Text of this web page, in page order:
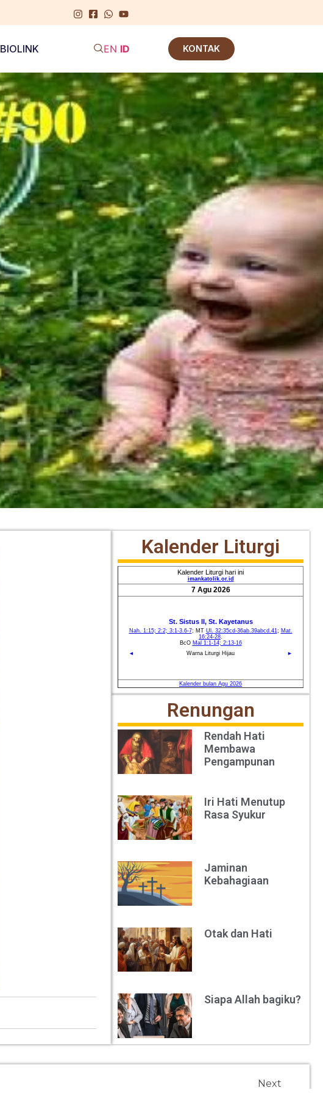
BIOLINK EN ID KONTAK
Kalender Liturgi
Renungan
Rendah Hati
Membawa
Pengampunan
Iri Hati Menutup
Rasa Syukur
Jaminan
Kebahagiaan
Otak dan Hati
Siapa Allah bagiku?
Next